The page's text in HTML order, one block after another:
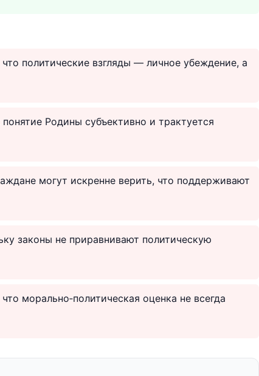
политические взгляды — личное убеждение, а
Родины субъективно и трактуется
могут искренне верить, что поддерживают
законы не приравнивают политическую
морально‑политическая оценка не всегда